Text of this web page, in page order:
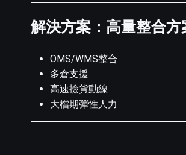
解決方案：高量整合方
OMS/WMS整合
多倉支援
高速撿貨動線
大檔期彈性人力